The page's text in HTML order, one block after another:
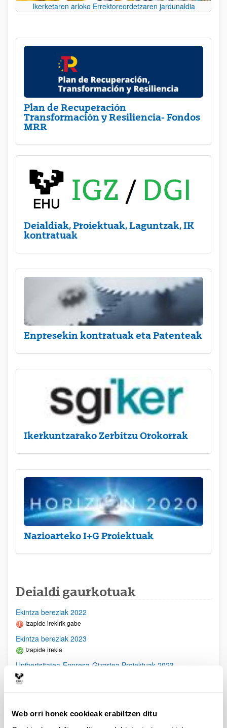
Web orri honek cookieak erabiltzen ditu
Ikerketaren arloko Errektoreordetzaren jardunaldia
Plan de Recuperación
Transformación y Resiliencia- Fondos
MRR
Deialdiak, Proiektuak, Laguntzak, IK
kontratuak
Enpresekin kontratuak eta Patenteak
Ikerkuntzarako Zerbitzu Orokorrak
Nazioarteko I+G Proiektuak
Deialdi gaurkotuak
Ekintza bereziak 2022
Izapide irekirik gabe
Ekintza bereziak 2023
Izapide irekia
Unibertsitatea-Enpresa-Gizartea Proiektuak 2023
2023/11/16- Behin betiko ebazpena argitaratu egin da-
2023/09/22 Emandako eta ukatutako Behin Behineko
Ebazpena argitaratu egin da2023/07/14 Ebaluaziorako